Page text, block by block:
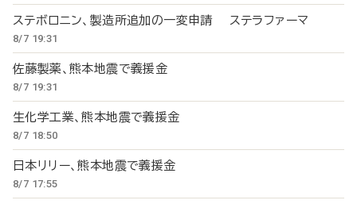
ステボロニン、製造所追加の一変申請 ステラファーマ
8/7 19:31
佐藤製薬、熊本地震で義援金
8/7 19:31
生化学工業、熊本地震で義援金
8/7 18:50
日本リリー、熊本地震で義援金
8/7 17:55